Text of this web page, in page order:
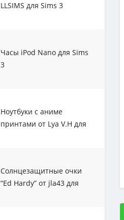
LLSIMS для Sims 3
Часы iPod Nano для Sims
3
Ноутбуки с аниме
принтами от Lya V.H для
Солнцезащитные очки
“Ed Hardy” от jla43 для